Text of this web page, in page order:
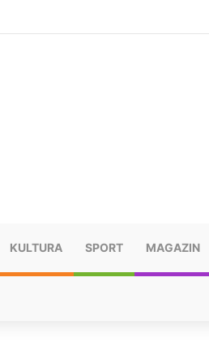
KULTURA SPORT MAGAZIN